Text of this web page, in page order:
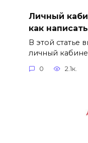
Личный
как
В этой статье
личный
0 2.1к.